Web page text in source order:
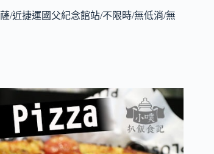
/近捷運國父紀念館站/不限時/無低消/無